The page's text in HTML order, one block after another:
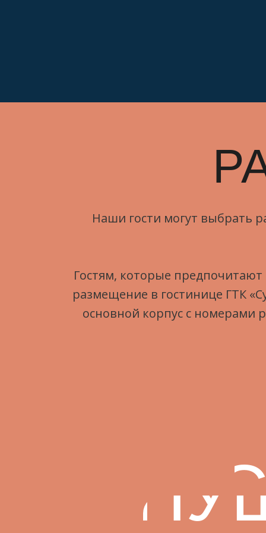
Наши гости могут выбрать
Гостям, которые
размещение в гостинице ГТК
основной корпус с номерами